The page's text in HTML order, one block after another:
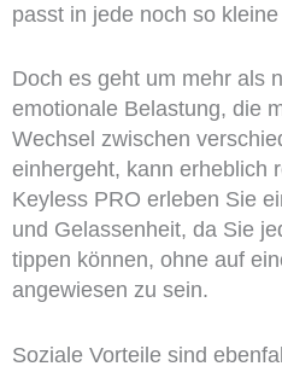
passt in jede noch so kleine
Doch es geht um mehr als
emotionale Belastung, die
Wechsel zwischen
einhergeht, kann erheblich
Keyless PRO erleben Sie
und Gelassenheit, da Sie
tippen können, ohne auf
angewiesen zu sein.
Soziale Vorteile sind